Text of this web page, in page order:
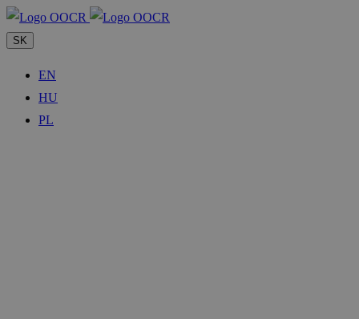
SK
EN
HU
PL